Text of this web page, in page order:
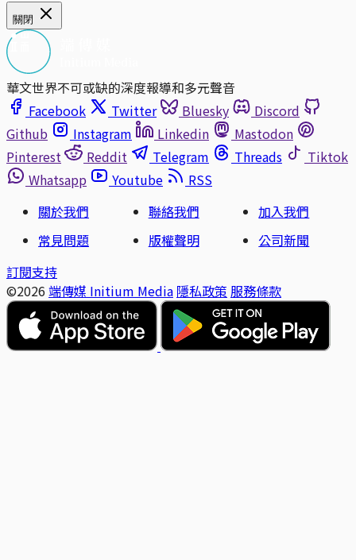
關閉
華文世界不可或缺的深度報導和多元聲音
Facebook
Twitter Bluesky
Discord
Github
Instagram Linkedin
Mastodon
Pinterest
Reddit Telegram Threads
Tiktok
Whatsapp
Youtube
RSS
關於我們
聯絡我們
加入我們
常見問題
版權聲明
公司新聞
訂閱支持
©2026 端傳媒 Initium Media 隱私政策 服務條款